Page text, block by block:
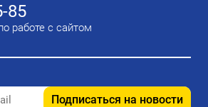
85
работе с сайтом
Подписаться на новости